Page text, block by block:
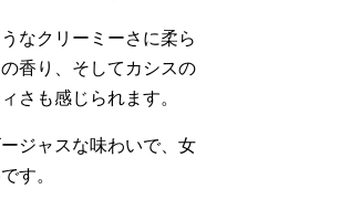
なクリーミーさに柔ら
香り、そしてカシスの
さも感じられます。
ジャスな味わいで、女
す。